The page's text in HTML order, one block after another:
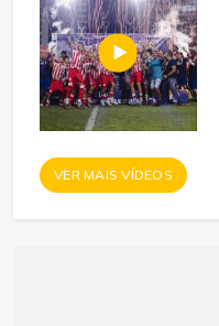
VER MAIS VÍDEOS